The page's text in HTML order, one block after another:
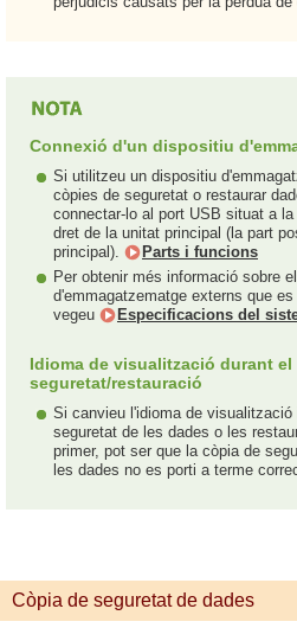
Connexió d'un dispositiu
Si utilitzeu un dispositiu
còpies de seguretat o restaurar
connectar-lo al port USB situat a
dret de la unitat principal (la part
principal).
Parts i funcions
Per obtenir més informació sobre
d'emmagatzematge externs que
vegeu
Especificacions del
Idioma de visualització durant
seguretat/restauració
Si canvieu l'idioma de
seguretat de les dades o les
primer, pot ser que la còpia de
les dades no es porti a terme
Còpia de seguretat de dades